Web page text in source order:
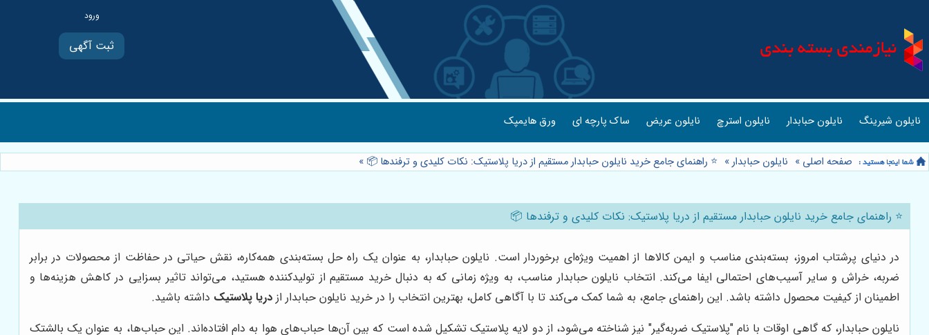
ثبت آگهی
نایلون شیرینگ نایلون حبابدار نایلون استرچ نایلون عریض ساک پارچه ای ورق هایمپک
صفحه اصلی » نایلون حبابدار» ⭐️ راهنمای جامع خرید نایلون حبابدار مستقیم از دریا پلاستیک: نکات کلیدی و ترفندها 📦 »
⭐️ راهنمای جامع خرید نایلون حبابدار مستقیم از دریا پلاستیک: نکات کلیدی و ترفندها 📦
در دنیای پرشتاب امروز، بسته‌بندی مناسب و ایمن کالاها از اهمیت ویژه‌ای برخوردار است. نایلون حبابدار، به عنوان یک راه حل بسته‌بندی همه‌کاره، نقش حیاتی در حفاظت از محصولات در برابر
ضربه، خراش و سایر آسیب‌های احتمالی ایفا می‌کند. انتخاب نایلون حبابدار مناسب، به ویژه زمانی که به دنبال خرید مستقیم از تولیدکننده هستید، می‌تواند تاثیر بسزایی در کاهش هزینه‌ها و
اطمینان از کیفیت محصول داشته باشد. این راهنمای جامع، به شما کمک می‌کند تا با آگاهی کامل، بهترین انتخاب را در خرید نایلون حبابدار از دریا پلاستیک داشته باشید.
نایلون حبابدار، که گاهی اوقات با نام "پلاستیک ضربه‌گیر" نیز شناخته می‌شود، از دو لایه پلاستیک تشکیل شده است که بین آن‌ها حباب‌های هوا به دام افتاده‌اند. این حباب‌ها، به عنوان یک بالشتک